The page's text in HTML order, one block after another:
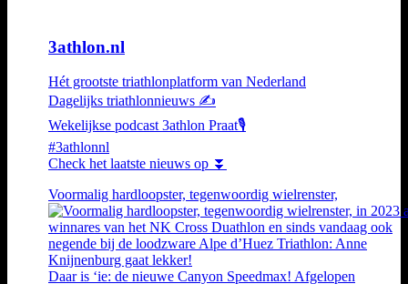
3athlon.nl
Hét grootste triathlonplatform van Nederland
Dagelijks triathlonnieuws ✍️
Wekelijkse podcast 3athlon Praat🎙️
#3athlonnl
Check het laatste nieuws op ⏬
Voormalig hardloopster, tegenwoordig wielrenster,
Daar is ‘ie: de nieuwe Canyon Speedmax! Afgelopen